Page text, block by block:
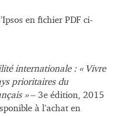
en fichier PDF ci-
internationale : « Vivre
prioritaires du
»– 3e édition, 2015
à l’achat en